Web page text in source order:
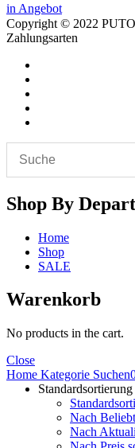
in Angebot
Copyright © 2022
Zahlungsarten
Shop By
Home
Shop
SALE
Warenkorb
No products in the cart.
Close
Home Kategorie Suchen
Standardsortierung
Nach
Nach